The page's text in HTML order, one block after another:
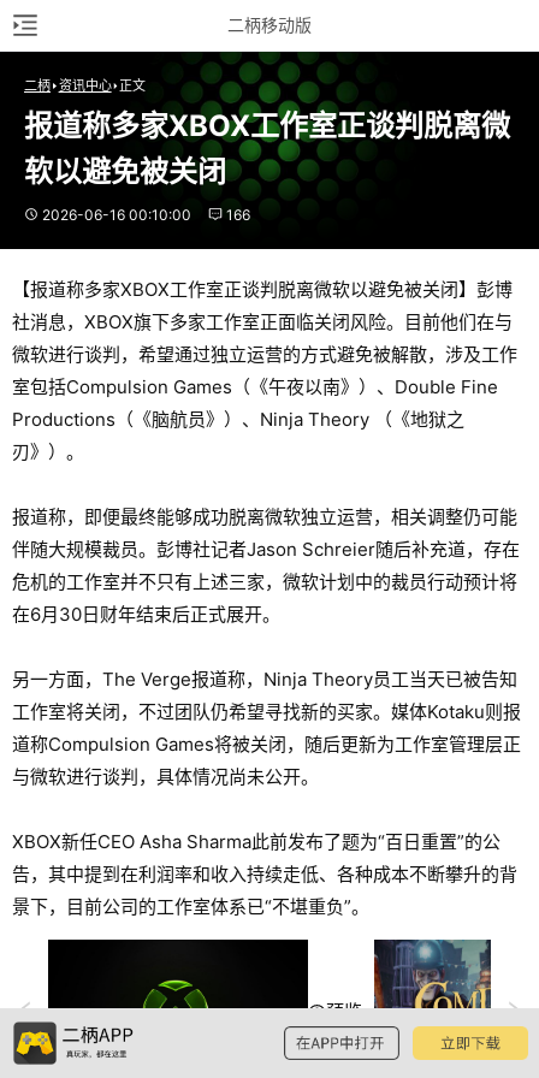
二柄移动版
二柄 资讯中心 正文
报道称多家XBOX工作室正谈判脱离微
软以避免被关闭
2026-06-16 00:10:00 166
【报道称多家XBOX工作室正谈判脱离微软以避免被关闭】彭博
社消息，XBOX旗下多家工作室正面临关闭风险。目前他们在与
微软进行谈判，希望通过独立运营的方式避免被解散，涉及工作
室包括Compulsion Games（《午夜以南》）、Double Fine
Productions（《脑航员》）、Ninja Theory （《地狱之
刃》）。
报道称，即便最终能够成功脱离微软独立运营，相关调整仍可能
伴随大规模裁员。彭博社记者Jason Schreier随后补充道，存在
危机的工作室并不只有上述三家，微软计划中的裁员行动预计将
在6月30日财年结束后正式展开。
另一方面，The Verge报道称，Ninja Theory员工当天已被告知
工作室将关闭，不过团队仍希望寻找新的买家。媒体Kotaku则报
道称Compulsion Games将被关闭，随后更新为工作室管理层正
与微软进行谈判，具体情况尚未公开。
XBOX新任CEO Asha Sharma此前发布了题为“百日重置”的公
告，其中提到在利润率和收入持续走低、各种成本不断攀升的背
景下，目前公司的工作室体系已“不堪重负”。
预览